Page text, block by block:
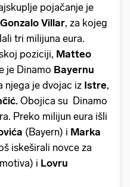
pojačanje je
Gonzalo Villar, za kojeg
tri milijuna eura.
poziciji, Matteo
je Dinamo Bayernu
njega je dvojac iz Istre,
Obojica su Dinamo
Preko milijun eura išli
(Bayern) i Marka
iskeširali novce za
i Lovru